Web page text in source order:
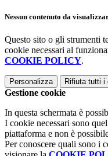
Nessun contenuto da
Questo sito o gli strumenti
cookie necessari al
COOKIE POLICY.
Personalizza Rifiuta tutti i
Gestione cookie
In questa schermata è
I cookie necessari sono
piattaforma e non è
Per conoscere quali sono i